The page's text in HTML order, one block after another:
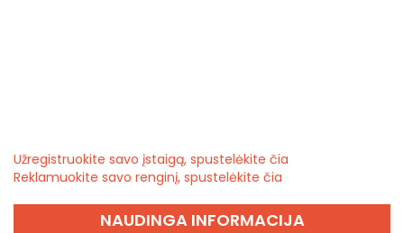
Užregistruokite savo įstaigą, spustelėkite čia
Reklamuokite savo renginį, spustelėkite čia
NAUDINGA INFORMACIJA